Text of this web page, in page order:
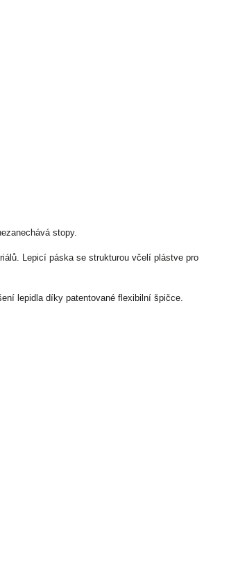
stopy.
Lepicí páska se strukturou včelí plástve pro
lepidla díky patentované flexibilní špičce.